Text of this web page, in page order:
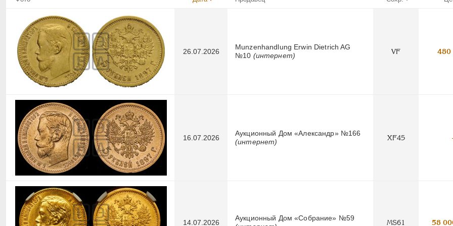
26.07.2026
Munzenhandlung Erwin Dietrich AG
№10 (интернет)
VF 480
16.07.2026
Аукционный Дом «Александр» №166
(интернет)
XF45
14.07.2026
Аукционный Дом «Собрание» №59
MS61 58